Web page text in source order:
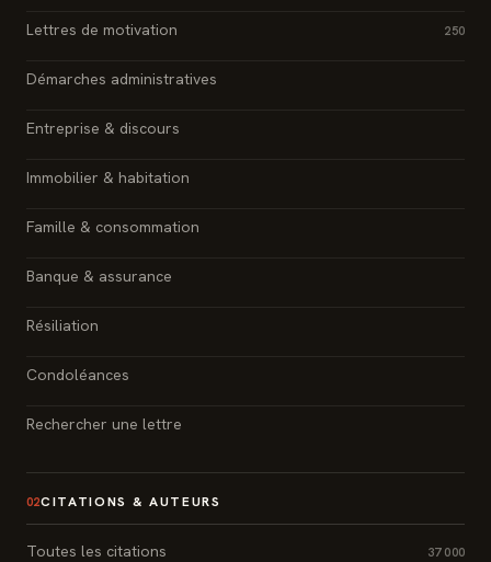
Lettres de motivation 250
Démarches administratives
Entreprise & discours
Immobilier & habitation
Famille & consommation
Banque & assurance
Résiliation
Condoléances
Rechercher une lettre
02CITATIONS & AUTEURS
Toutes les citations 37 000